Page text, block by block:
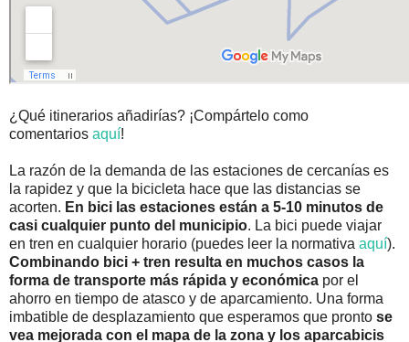
¿Qué itinerarios añadirías? ¡Compártelo como
comentarios aquí!
La razón de la demanda de las estaciones de cercanías es
la rapidez y que la bicicleta hace que las distancias se
acorten. En bici las estaciones están a 5-10 minutos de
casi cualquier punto del municipio. La bici puede viajar
en tren en cualquier horario (puedes leer la normativa aquí).
Combinando bici + tren resulta en muchos casos la
forma de transporte más rápida y económica por el
ahorro en tiempo de atasco y de aparcamiento. Una forma
imbatible de desplazamiento que esperamos que pronto se
vea mejorada con el mapa de la zona y los aparcabicis